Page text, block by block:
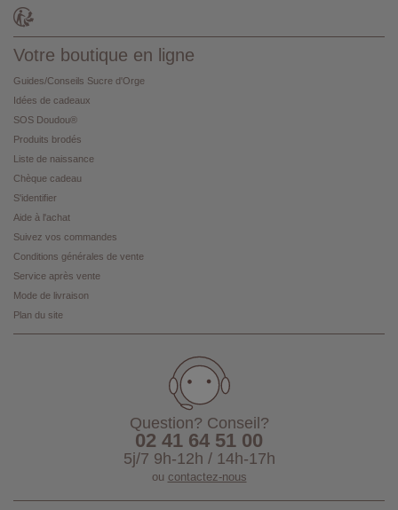
Votre boutique en ligne
Guides/Conseils Sucre d'Orge
Idées de cadeaux
SOS Doudou®
Produits brodés
Liste de naissance
Chèque cadeau
S'identifier
Aide à l'achat
Suivez vos commandes
Conditions générales de vente
Service après vente
Mode de livraison
Plan du site
Question? Conseil?
02 41 64 51 00
5j/7 9h-12h / 14h-17h
ou contactez-nous